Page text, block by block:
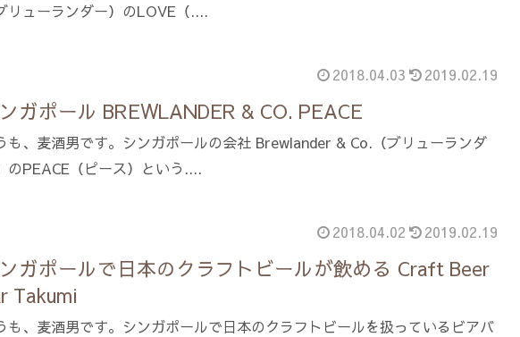
リューランダー）のLOVE（....
2018.04.03 2019.02.19
ガポール BREWLANDER & CO. PEACE
も、麦酒男です。シンガポールの会社 Brewlander & Co.（ブリューランダ
のPEACE（ピース）という....
2018.04.02 2019.02.19
ガポールで日本のクラフトビールが飲める Craft Beer
Takumi
も、麦酒男です。シンガポールで日本のクラフトビールを扱っているビアバ